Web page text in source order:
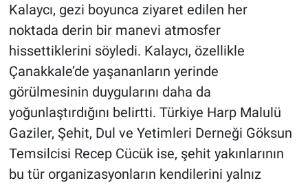
Kalaycı, gezi boyunca ziyaret edilen her
noktada derin bir manevi atmosfer
hissettiklerini söyledi. Kalaycı, özellikle
Çanakkale’de yaşananların yerinde
görülmesinin duygularını daha da
yoğunlaştırdığını belirtti. Türkiye Harp Malulü
Gaziler, Şehit, Dul ve Yetimleri Derneği Göksun
Temsilcisi Recep Cücük ise, şehit yakınlarının
bu tür organizasyonların kendilerini yalnız